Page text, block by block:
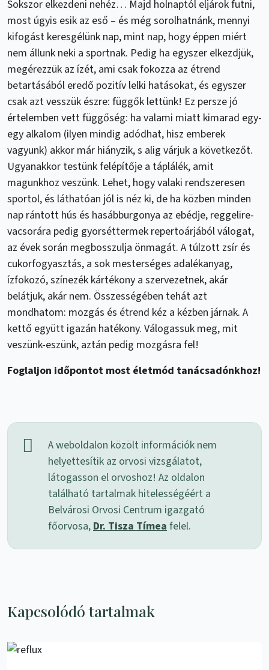
Sokszor elkezdeni nehéz… Majd holnaptól eljárok futni,
most úgyis esik az eső – és még sorolhatnánk, mennyi
kifogást keresgélünk nap, mint nap, hogy éppen miért
nem állunk neki a sportnak. Pedig ha egyszer elkezdjük,
megérezzük az ízét, ami csak fokozza az étrend
betartásából eredő pozitív lelki hatásokat, és egyszer
csak azt vesszük észre: függők lettünk! Ez persze jó
értelemben vett függőség: ha valami miatt kimarad egy-
egy alkalom (ilyen mindig adódhat, hisz emberek
vagyunk) akkor már hiányzik, s alig várjuk a következőt.
Ugyanakkor testünk felépítője a táplálék, amit
magunkhoz veszünk. Lehet, hogy valaki rendszeresen
sportol, és láthatóan jól is néz ki, de ha közben minden
nap rántott hús és hasábburgonya az ebédje, reggelire-
vacsorára pedig gyorséttermek repertoárjából válogat,
az évek során megbosszulja önmagát. A túlzott zsír és
cukorfogyasztás, a sok mesterséges adalékanyag,
ízfokozó, színezék kártékony a szervezetnek, akár
belátjuk, akár nem. Összességében tehát azt
mondhatom: mozgás és étrend kéz a kézben járnak. A
kettő együtt igazán hatékony. Válogassuk meg, mit
veszünk-eszünk, aztán pedig mozgásra fel!
Foglaljon időpontot most életmód tanácsadónkhoz!
A weboldalon közölt információk nem
helyettesítik az orvosi vizsgálatot,
látogasson el orvoshoz! Az oldalon
található tartalmak hitelességéért a
Belvárosi Orvosi Centrum igazgató
főorvosa, Dr. Tisza Tímea felel.
Kapcsolódó tartalmak